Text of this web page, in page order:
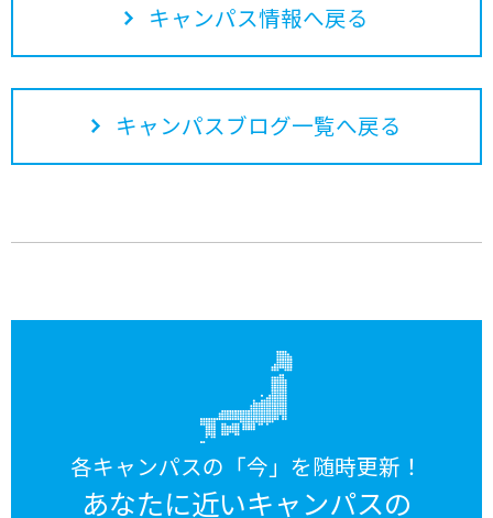
キャンパス情報へ戻る
キャンパスブログ一覧へ戻る
各キャンパスの「今」を随時更新！
あなたに近いキャンパスの